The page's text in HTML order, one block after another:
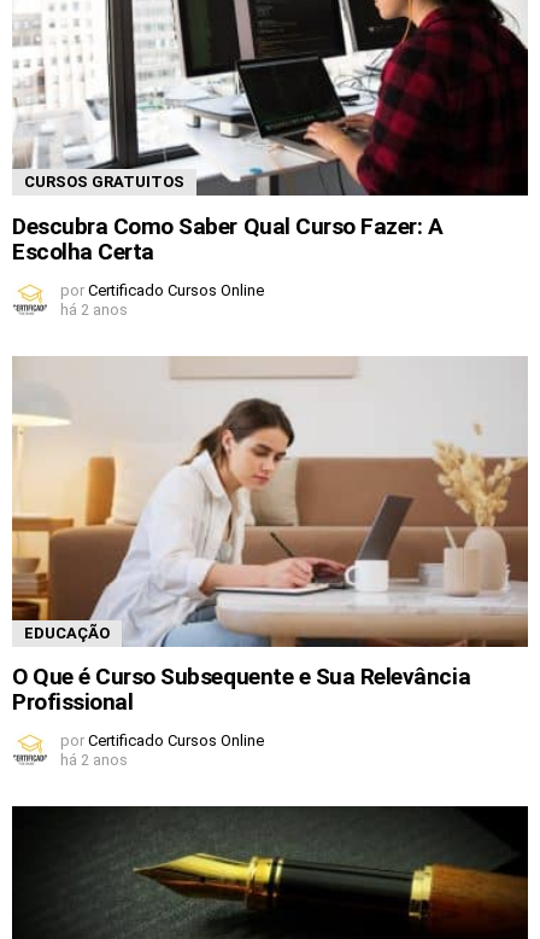
CURSOS GRATUITOS
Descubra Como Saber Qual Curso Fazer: A
Escolha Certa
por Certificado Cursos Online
há 2 anos
EDUCAÇÃO
O Que é Curso Subsequente e Sua Relevância
Profissional
por Certificado Cursos Online
há 2 anos